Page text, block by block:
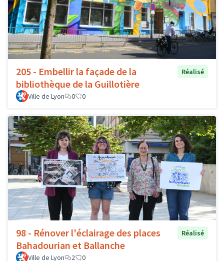
205 - Embellir la façade de la
bibliothèque de la Guillotière
Réalisé
Ville de Lyon 0 0
98 - Rénover l'éclairage des places
Bahadourian et Ballanche
Réalisé
Ville de Lyon 2 0